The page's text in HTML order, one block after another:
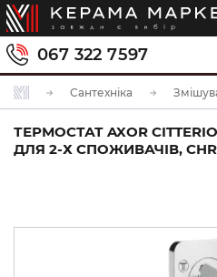
067 322 7597
Сантехніка
ТЕРМОСТАТ AXOR
ДЛЯ 2-Х СПОЖИВАЧІВ,